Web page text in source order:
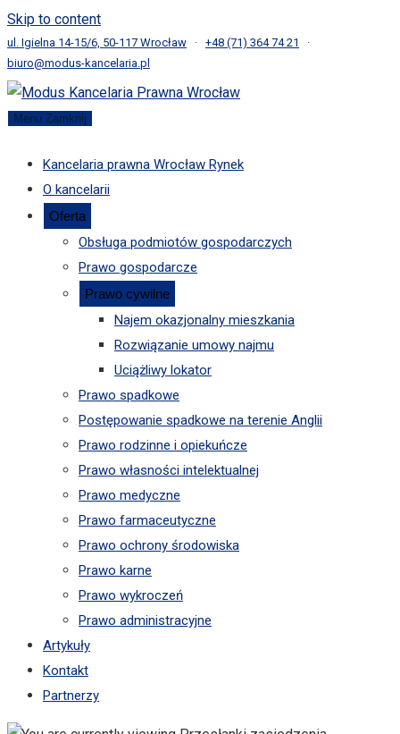
Skip to content
ul. Igielna 14-15/6, 50-117 Wrocław · +48 (71) 364 74 21
·
biuro@modus-kancelaria.pl
Menu Zamknij
Kancelaria prawna Wrocław Rynek
O kancelarii
Oferta
Obsługa podmiotów gospodarczych
Prawo gospodarcze
Prawo cywilne
Najem okazjonalny mieszkania
Rozwiązanie umowy najmu
Uciążliwy lokator
Prawo spadkowe
Postępowanie spadkowe na terenie Anglii
Prawo rodzinne i opiekuńcze
Prawo własności intelektualnej
Prawo medyczne
Prawo farmaceutyczne
Prawo ochrony środowiska
Prawo karne
Prawo wykroczeń
Prawo administracyjne
Artykuły
Kontakt
Partnerzy